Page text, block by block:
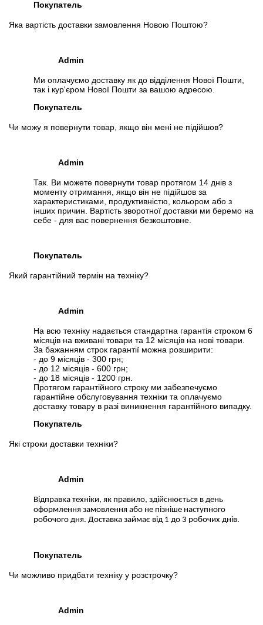
Покупатель
Яка вартість доставки замовлення Новою Поштою?
Admin
Ми оплачуємо доставку як до відділення Нової Пошти,
так і кур'єром Нової Пошти за вашою адресою.
Покупатель
Чи можу я повернути товар, якщо він мені не підійшов?
Admin
Так. Ви можете повернути товар протягом 14 днів з
моменту отримання, якщо він не підійшов за
характеристиками, продуктивністю, кольором або з
інших причин. Вартість зворотної доставки ми беремо на
себе - для вас повернення безкоштовне.
Покупатель
Який гарантійний термін на техніку?
Admin
На всю техніку надається стандартна гарантія строком 6
місяців на вживані товари та 12 місяців на нові товари.
За бажанням строк гарантії можна розширити:
- до 9 місяців - 300 грн;
- до 12 місяців - 600 грн;
- до 18 місяців - 1200 грн.
Протягом гарантійного строку ми забезпечуємо
гарантійне обслуговування техніки та оплачуємо
доставку товару в разі виникнення гарантійного випадку.
Покупатель
Які строки доставки техніки?
Admin
Відправка техніки, як правило, здійснюється в день
оформлення замовлення або не пізніше наступного
робочого дня. Доставка займає від 1 до 3 робочих днів.
Покупатель
Чи можливо придбати техніку у розстрочку?
Admin